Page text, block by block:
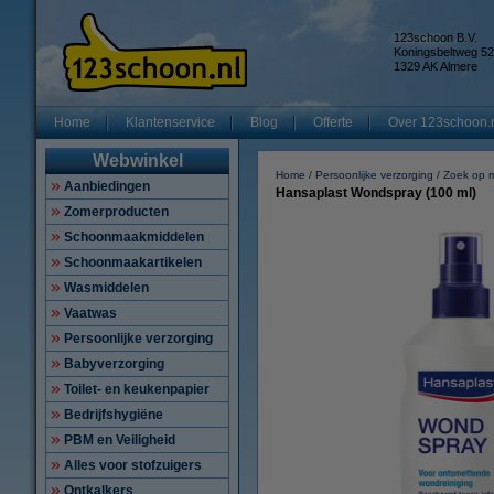
123schoon B.V.
Koningsbeltweg 52
1329 AK Almere
Home Klantenservice Blog Offerte Over
Webwinkel
Aanbiedingen
Zomerproducten
Schoonmaakmiddelen
Schoonmaakartikelen
Wasmiddelen
Vaatwas
Persoonlijke verzorging
Babyverzorging
Toilet- en keukenpapier
Bedrijfshygiëne
PBM en Veiligheid
Alles voor stofzuigers
Ontkalkers
Home Persoonlijke verzorging Zoek op
Hansaplast Wondspray (100 ml)